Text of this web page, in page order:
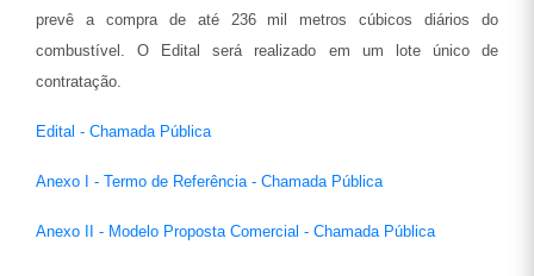
prevê a compra de até 236 mil metros cúbicos diários do
combustível. O Edital será realizado em um lote único de
contratação.
Edital - Chamada Pública
Anexo I - Termo de Referência - Chamada Pública
Anexo II - Modelo Proposta Comercial - Chamada Pública